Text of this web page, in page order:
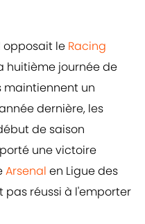
opposait le Racing
huitième journée de
maintiennent un
dernière, les
de saison
une victoire
Arsenal en Ligue des
pas réussi à l'emporter